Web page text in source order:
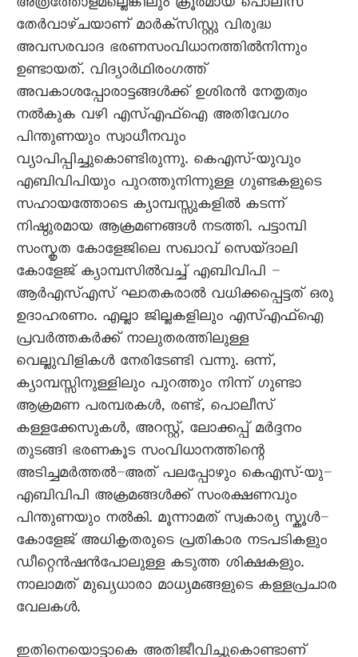
അത്രത്തോളമല്ലെങ്കിലും ക്രൂരമായ പൊലീസ്
തേർവാഴ്ചയാണ് മാർക്സിസ്റ്റു വിരുദ്ധ
അവസരവാദ ഭരണസംവിധാനത്തിൽനിന്നും
ഉണ്ടായത്. വിദ്യാർഥിരംഗത്ത്
അവകാശപ്പോരാട്ടങ്ങൾക്ക് ഉശിരൻ നേതൃത്വം
നൽകുക വഴി എസ്എഫ്ഐ അതിവേഗം
പിന്തുണയും സ്വാധീനവും
വ്യാപിപ്പിച്ചുകൊണ്ടിരുന്നു. കെഎസ്-യുവും
എബിവിപിയും പുറത്തുനിന്നുള്ള ഗുണ്ടകളുടെ
സഹായത്തോടെ ക്യാമ്പസ്സുകളിൽ കടന്ന്
നിഷ്ഠുരമായ ആക്രമണങ്ങൾ നടത്തി. പട്ടാമ്പി
സംസ്കൃത കോളേജിലെ സഖാവ് സെയ്ദാലി
കോളേജ് ക്യാമ്പസിൽവച്ച് എബിവിപി –
ആർഎസ്എസ് ഘാതകരാൽ വധിക്കപ്പെട്ടത് ഒരു
ഉദാഹരണം. എല്ലാ ജില്ലകളിലും എസ്എഫ്ഐ
പ്രവർത്തകർക്ക് നാലുതരത്തിലുള്ള
വെല്ലുവിളികൾ നേരിടേണ്ടി വന്നു. ഒന്ന്,
ക്യാമ്പസ്സിനുള്ളിലും പുറത്തും നിന്ന് ഗുണ്ടാ
ആക്രമണ പരമ്പരകൾ, രണ്ട്, പൊലീസ്
കള്ളക്കേസുകൾ, അറസ്റ്റ്, ലോക്കപ്പ് മർദ്ദനം
തുടങ്ങി ഭരണകൂട സംവിധാനത്തിന്റെ
അടിച്ചമർത്തൽ–അത് പലപ്പോഴും കെഎസ്-യു–
എബിവിപി അക്രമങ്ങൾക്ക് സംരക്ഷണവും
പിന്തുണയും നൽകി. മൂന്നാമത് സ്വകാര്യ സ്കൂൾ–
കോളേജ് അധികൃതരുടെ പ്രതികാര നടപടികളും
ഡീറ്റെൻഷൻപോലുള്ള കടുത്ത ശിക്ഷകളും.
നാലാമത് മുഖ്യധാരാ മാധ്യമങ്ങളുടെ കള്ളപ്രചാര
വേലകൾ.